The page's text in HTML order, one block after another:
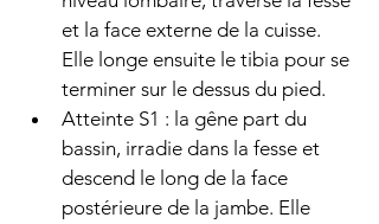
et la face externe de la cuisse.
Elle longe ensuite le tibia pour se
terminer sur le dessus du pied.
Atteinte S1 : la gêne part du
bassin, irradie dans la fesse et
descend le long de la face
postérieure de la jambe. Elle